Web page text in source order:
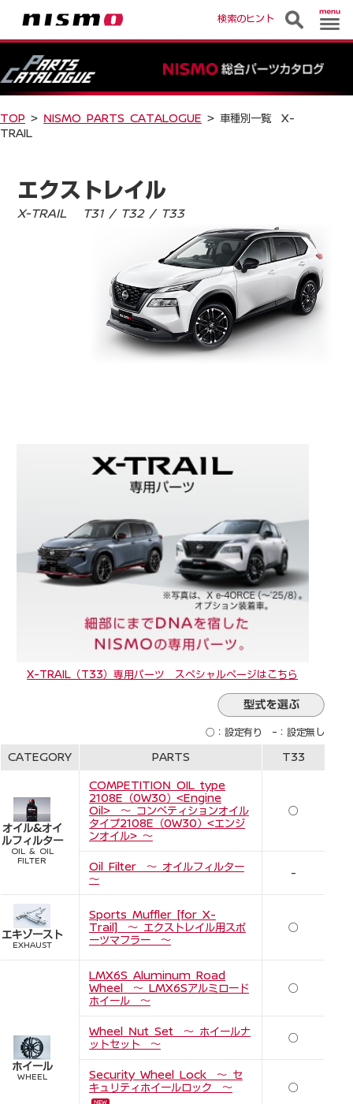
検索のヒント
TOP > NISMO PARTS CATALOGUE > 車種別一覧 X-
TRAIL
エクストレイル
X-TRAIL T31 / T32 / T33
X-TRAIL（T33）専用パーツ スペシャルページはこちら
○：設定有り -：設定無し
CATEGORY PARTS T33
オイル&オイ
ルフィルター
OIL & OIL
FILTER
COMPETITION OIL type
2108E（0W30）<Engine
Oil> ～ コンペティションオイル
タイプ2108E（0W30）<エンジ
ンオイル> ～
○
Oil Filter ～ オイルフィルター
～
-
エキゾースト
EXHAUST
Sports Muffler [for X-
Trail] ～ エクストレイル用スポ
ーツマフラー ～
○
ホイール
WHEEL
LMX6S Aluminum Road
Wheel ～ LMX6Sアルミロード
ホイール ～
○
Wheel Nut Set ～ ホイールナ
ットセット ～
○
Security Wheel Lock ～ セ
キュリティホイールロック ～
○